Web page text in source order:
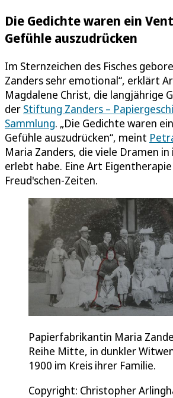
Die Gedichte waren ein
Gefühle auszudrücken
Im Sternzeichen des Fisches
Zanders sehr emotional“, erklärt
Magdalene Christ, die langjährige
der Stiftung Zanders –
Sammlung. „Die Gedichte waren
Gefühle auszudrücken“, meint
Maria Zanders, die viele Dramen
erlebt habe. Eine Art
Freud'schen-Zeiten.
Papierfabrikantin Maria
Reihe Mitte, in dunkler
1900 im Kreis ihrer Familie.
Copyright: Christopher